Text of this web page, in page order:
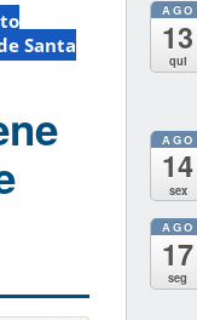
Santa
AGO
13
qui
AGO
14
sex
AGO
17
seg